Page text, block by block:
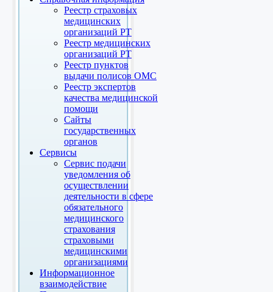
Реестр страховых
медицинских
организаций РТ
Реестр медицинских
организаций РТ
Реестр пунктов
выдачи полисов ОМС
Реестр экспертов
качества медицинской
помощи
Сайты
государственных
органов
Сервисы
Сервис подачи
уведомления об
осуществлении
деятельности в сфере
обязательного
медицинского
страхования
страховыми
медицинскими
организациями
Информационное
взаимодействие